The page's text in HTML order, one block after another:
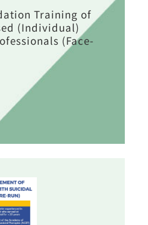
Training of
(Individual)
(Face-